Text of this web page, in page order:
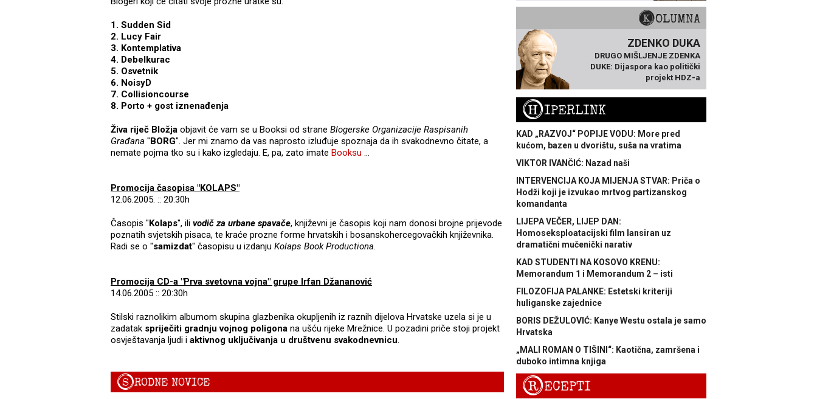
1. Sudden Sid
2. Lucy Fair
3. Kontemplativa
4. Debelkurac
5. Osvetnik
6. NoisyD
7. Collisioncourse
8. Porto + gost iznenađenja
Živa riječ Bložja objavit će vam se u Booksi od strane Blogerske Organizacije Raspisanih
Građana "BORG". Jer mi znamo da vas naprosto izluđuje spoznaja da ih svakodnevno čitate, a
nemate pojma tko su i kako izgledaju. E, pa, zato imate Booksu ...
Promocija časopisa "KOLAPS"
12.06.2005. :: 20:30h
Časopis "Kolaps", ili vodič za urbane spavače, književni je časopis koji nam donosi brojne prijevode
poznatih svjetskih pisaca, te kraće prozne forme hrvatskih i bosanskohercegovačkih književnika.
Radi se o "samizdat" časopisu u izdanju Kolaps Book Productiona.
Promocija CD-a "Prva svetovna vojna" grupe Irfan Džananović
14.06.2005 :: 20:30h
Stilski raznolikim albumom skupina glazbenika okupljenih iz raznih dijelova Hrvatske uzela si je u
zadatak spriječiti gradnju vojnog poligona na ušću rijeke Mrežnice. U pozadini priče stoji projekt
osvještavanja ljudi i aktivnog uključivanja u društvenu svakodnevnicu.
SRODNE NOVICE
KOLUMNA
ZDENKO DUKA
DRUGO MIŠLJENJE ZDENKA
DUKE: Dijaspora kao politički
projekt HDZ-a
HIPERLINK
KAD „RAZVOJ“ POPIJE VODU: More pred
kućom, bazen u dvorištu, suša na vratima
VIKTOR IVANČIĆ: Nazad naši
INTERVENCIJA KOJA MIJENJA STVAR: Priča o
Hodži koji je izvukao mrtvog partizanskog
komandanta
LIJEPA VEČER, LIJEP DAN:
Homoseksploatacijski film lansiran uz
dramatični mučenički narativ
KAD STUDENTI NA KOSOVO KRENU:
Memorandum 1 i Memorandum 2 – isti
FILOZOFIJA PALANKE: Estetski kriteriji
huliganske zajednice
BORIS DEŽULOVIĆ: Kanye Westu ostala je samo
Hrvatska
„MALI ROMAN O TIŠINI“: Kaotična, zamršena i
duboko intimna knjiga
RECEPTI